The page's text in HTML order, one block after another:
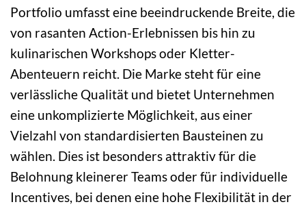
Portfolio umfasst eine beeindruckende Breite, die
von rasanten Action-Erlebnissen bis hin zu
kulinarischen Workshops oder Kletter-
Abenteuern reicht. Die Marke steht für eine
verlässliche Qualität und bietet Unternehmen
eine unkomplizierte Möglichkeit, aus einer
Vielzahl von standardisierten Bausteinen zu
wählen. Dies ist besonders attraktiv für die
Belohnung kleinerer Teams oder für individuelle
Incentives, bei denen eine hohe Flexibilität in der